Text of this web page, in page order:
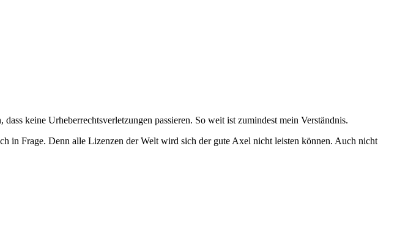
dass keine Urheberrechtsverletzungen passieren. So weit ist zumindest mein Verständnis.
in Frage. Denn alle Lizenzen der Welt wird sich der gute Axel nicht leisten können. Auch nicht